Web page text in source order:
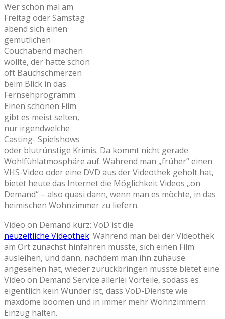
Wer schon mal am
Freitag oder Samstag
abend sich einen
gemütlichen
Couchabend machen
wollte, der hatte schon
oft Bauchschmerzen
beim Blick in das
Fernsehprogramm.
Einen schönen Film
gibt es meist selten,
nur irgendwelche
Casting- Spielshows
oder blutrünstige Krimis. Da kommt nicht gerade
Wohlfühlatmosphäre auf. Während man „früher“ einen
VHS-Video oder eine DVD aus der Videothek geholt hat,
bietet heute das Internet die Möglichkeit Videos „on
Demand“ – also quasi dann, wenn man es möchte, in das
heimischen Wohnzimmer zu liefern.
Video on Demand kurz: VoD ist die
neuzeitliche Videothek. Während man bei der Videothek
am Ort zunächst hinfahren musste, sich einen Film
ausleihen, und dann, nachdem man ihn zuhause
angesehen hat, wieder zurückbringen musste bietet eine
Video on Demand Service allerlei Vorteile, sodass es
eigentlich kein Wunder ist, dass VoD-Dienste wie
maxdome boomen und in immer mehr Wohnzimmern
Einzug halten.